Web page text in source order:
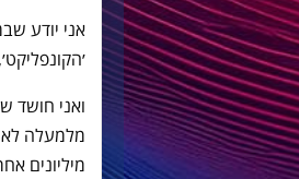
אני יודע
ואני חושד
מלמעלה לא
מיליונים